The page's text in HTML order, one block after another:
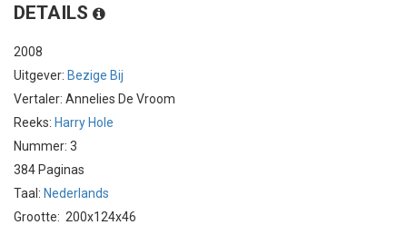
DETAILS
2008
Uitgever: Bezige Bij
Vertaler: Annelies De Vroom
Reeks: Harry Hole
Nummer: 3
384 Paginas
Taal: Nederlands
Grootte: 200x124x46